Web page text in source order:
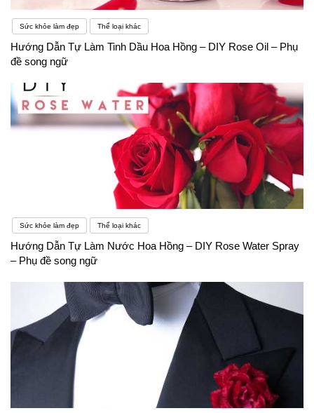
Sức khỏe làm đẹp Thể loại khác
Hướng Dẫn Tự Làm Tinh Dầu Hoa Hồng – DIY Rose Oil – Phụ
đề song ngữ
Sức khỏe làm đẹp Thể loại khác
Hướng Dẫn Tự Làm Nước Hoa Hồng – DIY Rose Water Spray
– Phụ đề song ngữ